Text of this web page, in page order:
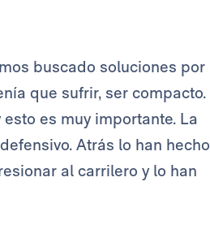
buscado soluciones por
que sufrir, ser compacto.
es muy importante. La
Atrás lo han hecho
al carrilero y lo han